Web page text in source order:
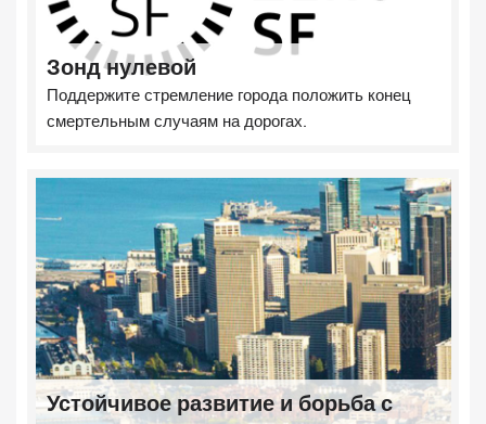
Зонд нулевой
Поддержите стремление города положить конец
смертельным случаям на дорогах.
Устойчивое развитие и борьба с